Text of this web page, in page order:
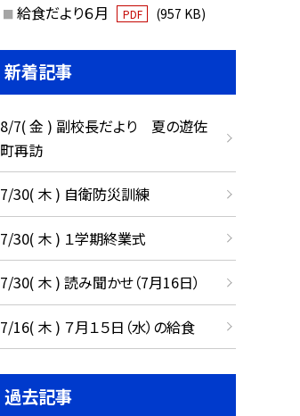
給食だより６月 PDF (957 KB)
新着記事
8/7( 金 ) 副校長だより 夏の遊佐
町再訪
7/30( 木 ) 自衛防災訓練
7/30( 木 ) １学期終業式
7/30( 木 ) 読み聞かせ（7月16日）
7/16( 木 ) ７月１５日（水）の給食
過去記事